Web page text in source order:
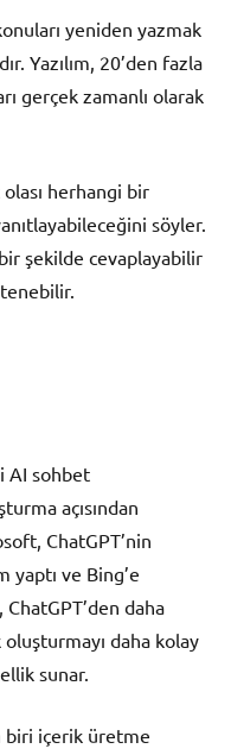
yeniden yazmak
Yazılım, 20’den fazla
gerçek zamanlı olarak
herhangi bir
söyler.
şekilde cevaplayabilir
AI sohbet
açısından
ChatGPT’nin
yaptı ve Bing’e
daha
daha kolay
sunar.
biri içerik üretme